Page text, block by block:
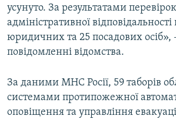
усунуто. За результатами
адміністративної
юридичних та 25 посадових осіб»,
повідомленні відомства.
За даними МНС Росії, 59 таборів
системами протипожежної
оповіщення та управління